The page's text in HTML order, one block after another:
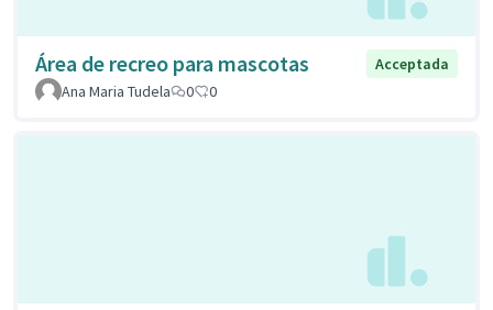
Área de recreo para mascotas
Acceptada
Ana Maria Tudela
0 0